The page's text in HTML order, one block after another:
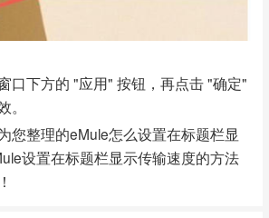
口下方的 "应用" 按钮，再点击 "确定"
您整理的eMule怎么设置在标题栏显
设置在标题栏显示传输速度的方法